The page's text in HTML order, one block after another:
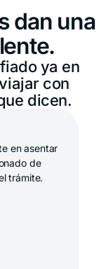
dan una
ya en
con
dicen.
ni el de compra
muy buena
responder en